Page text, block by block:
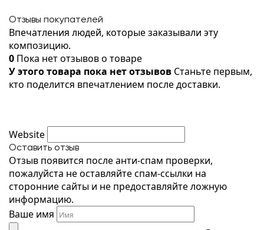
Отзывы покупателей
Впечатления людей, которые заказывали эту
композицию.
0 Пока нет отзывов о товаре
У этого товара пока нет отзывов Станьте первым,
кто поделится впечатлением после доставки.
Website
Оставить отзыв
Отзыв появится после анти-спам проверки,
пожалуйста не оставляйте спам-ссылки на
сторонние сайты и не предоставляйте ложную
информацию.
Ваше имя